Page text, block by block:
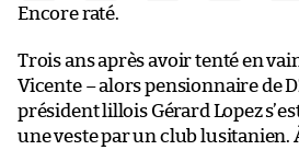
Encore raté.
Trois ans après avoir tenté en
Vicente – alors pensionnaire de
président lillois Gérard Lopez
une veste par un club lusitanien.